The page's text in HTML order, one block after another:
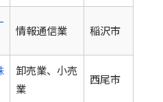
情報通信業 稲沢市
卸売業、小売
業
西尾市